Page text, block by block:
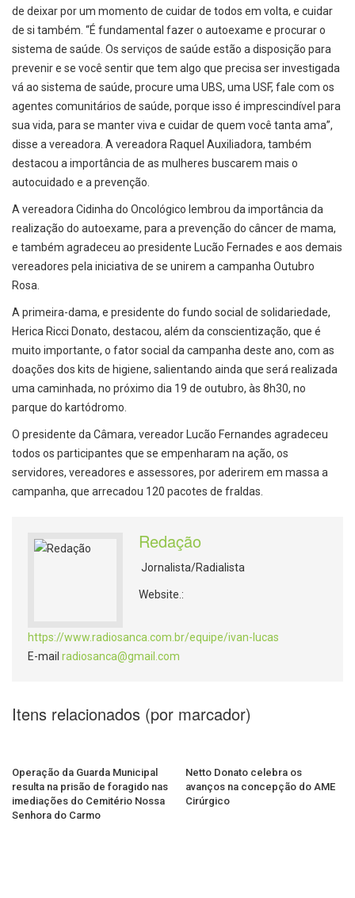
de deixar por um momento de cuidar de todos em volta, e cuidar
de si também. “É fundamental fazer o autoexame e procurar o
sistema de saúde. Os serviços de saúde estão a disposição para
prevenir e se você sentir que tem algo que precisa ser investigada
vá ao sistema de saúde, procure uma UBS, uma USF, fale com os
agentes comunitários de saúde, porque isso é imprescindível para
sua vida, para se manter viva e cuidar de quem você tanta ama”,
disse a vereadora. A vereadora Raquel Auxiliadora, também
destacou a importância de as mulheres buscarem mais o
autocuidado e a prevenção.
A vereadora Cidinha do Oncológico lembrou da importância da
realização do autoexame, para a prevenção do câncer de mama,
e também agradeceu ao presidente Lucão Fernades e aos demais
vereadores pela iniciativa de se unirem a campanha Outubro
Rosa.
A primeira-dama, e presidente do fundo social de solidariedade,
Herica Ricci Donato, destacou, além da conscientização, que é
muito importante, o fator social da campanha deste ano, com as
doações dos kits de higiene, salientando ainda que será realizada
uma caminhada, no próximo dia 19 de outubro, às 8h30, no
parque do kartódromo.
O presidente da Câmara, vereador Lucão Fernandes agradeceu
todos os participantes que se empenharam na ação, os
servidores, vereadores e assessores, por aderirem em massa a
campanha, que arrecadou 120 pacotes de fraldas.
Redação
Jornalista/Radialista
Website.:
https://www.radiosanca.com.br/equipe/ivan-lucas
E-mail radiosanca@gmail.com
Itens relacionados (por marcador)
Operação da Guarda Municipal
resulta na prisão de foragido nas
imediações do Cemitério Nossa
Senhora do Carmo
Netto Donato celebra os
avanços na concepção do AME
Cirúrgico